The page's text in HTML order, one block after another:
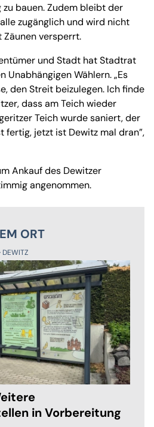
bauen. Zudem bleibt der
zugänglich und wird nicht
Zäunen versperrt.
und Stadt hat Stadtrat
Unabhängigen Wählern. „Es
den Streit beizulegen. Ich finde
dass am Teich wieder
Teich wurde saniert, der
fertig, jetzt ist Dewitz mal dran”,
Ankauf des Dewitzer
angenommen.
ORT
DEWITZ
in Vorbereitung